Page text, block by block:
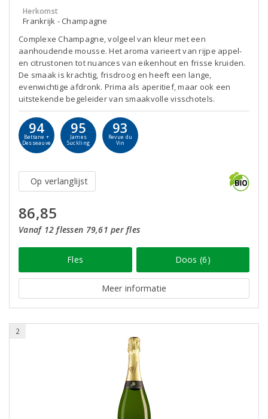
Herkomst
Frankrijk - Champagne
Complexe Champagne, volgeel van kleur met een
aanhoudende mousse. Het aroma varieert van rijpe appel-
en citrustonen tot nuances van eikenhout en frisse kruiden.
De smaak is krachtig, frisdroog en heeft een lange,
evenwichtige afdronk. Prima als aperitief, maar ook een
uitstekende begeleider van smaakvolle visschotels.
94
Bettane +
Desseauve
95
James
Suckling
93
Revue du
Vin
Op verlanglijst
86,85
Vanaf 12 flessen 79,61 per fles
Fles Doos (6)
Meer informatie
2